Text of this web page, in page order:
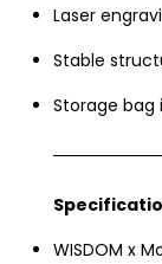
Laser
Stable
Storage bag
WISDOM x